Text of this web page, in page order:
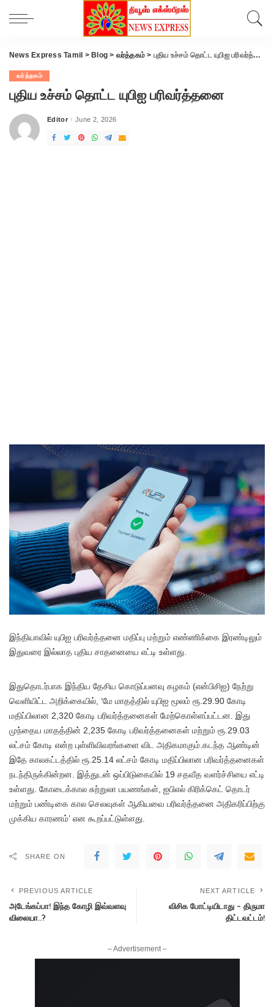
News Express Tamil > Blog > வர்த்தகம் > புதிய உச்சம் தொட்ட யுபிஐ பரிவர்த்தனை
வர்த்தகம்
புதிய உச்சம் தொட்ட யுபிஐ பரிவர்த்தனை
Posted
Editor June 2, 2026
இந்தியாவில் யுபிஐ பரிவர்த்தனை மதிப்பு மற்றும் எண்ணிக்கை இரண்டிலும்
இதுவரை இல்லாத புதிய சாதனையை எட்டி உள்ளது.
இதுதொடர்பாக இந்திய தேசிய கொடுப்பனவு கழகம் (என்பிசிஐ) நேற்று
வெளியிட்ட அறிக்கையில், ‘மே மாதத்தில் யுபிஐ மூலம் ரூ.29.90 கோடி
மதிப்பிலான 2,320 கோடி பரிவர்த்தனைகள் மேற்கொள்ளப்பட்டன. இது
முந்தைய மாதத்தின் 2,235 கோடி பரிவர்த்தனைகள் மற்றும் ரூ.29.03
லட்சம் கோடி என்ற புள்ளிவிவரங்களை விட அதிகமாகும்.கடந்த ஆண்டின்
இதே காலகட்டத்தில் ரூ.25.14 லட்சம் கோடி மதிப்பிலான பரிவர்த்தனைகள்
நடந்திருக்கின்றன. இத்துடன் ஒப்பிடுகையில் 19 சதவீத வளர்ச்சியை எட்டி
உள்ளது. கோடைக்கால சுற்றுலா பயணங்கள், ஐபிஎல் கிரிக்கெட் தொடர்
மற்றும் பண்டிகை கால செலவுகள் ஆகியவை பரிவர்த்தனை அதிகரிப்பிற்கு
முக்கிய காரணம்’ என கூறப்பட்டுள்ளது.
SHARE ON
PREVIOUS ARTICLE
அடேங்கப்பா! இந்த கோழி இவ்வளவு
விலையா..?
NEXT ARTICLE
விசிக போட்டியிடாது – திருமா
திட்டவட்டம்!
– Advertisement –